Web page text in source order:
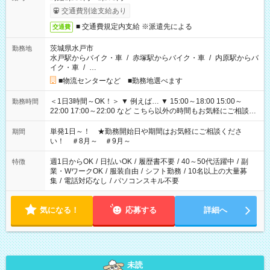
交通費別途支給あり
交通費 ■ 交通費規定内支給 ※派遣先による
勤務地
茨城県水戸市
水戸駅からバイク・車 / 赤塚駅からバイク・車 / 内原駅からバ
イク・車 / …
■物流センターなど ■勤務地選べます
勤務時間
＜1日3時間～OK！＞ ▼ 例えば… ▼ 15:00～18:00 15:00～
22:00 17:00～22:00 など こちら以外の時間もお気軽にご相談く
ださい！
期間
単発1日～！ ★勤務開始日や期間はお気軽にご相談くださ
い！ ＃8月～ ＃9月～
特徴 週1日からOK / 日払いOK / 履歴書不要 / 40～50代活躍中 / 副
業・WワークOK / 服装自由 / シフト勤務 / 10名以上の大量募
集 / 電話対応なし / パソコンスキル不要
気になる！ 応募する 詳細へ
未読